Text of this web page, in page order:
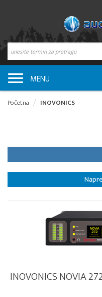
MENU
Početna INOVONICS
INOVONICS NOVIA